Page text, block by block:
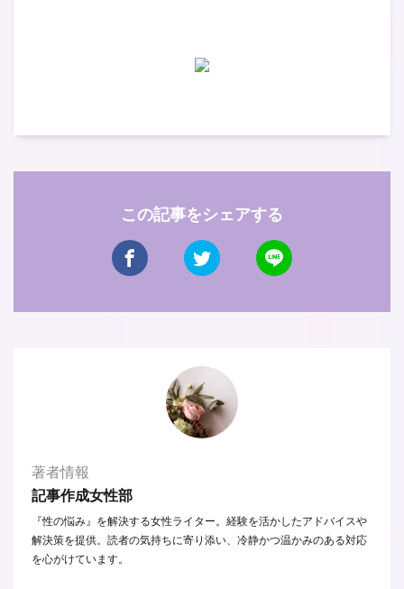
この記事をシェアする
著者情報
記事作成女性部
『性の悩み』を解決する女性ライター。経験を活かしたアドバイスや
解決策を提供。読者の気持ちに寄り添い、冷静かつ温かみのある対応
を心がけています。